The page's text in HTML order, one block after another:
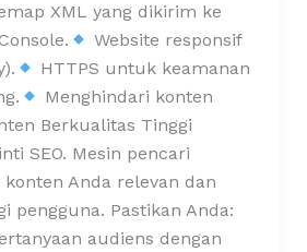
XML yang dikirim ke
Website responsif
HTTPS untuk keamanan
Menghindari konten
Berkualitas Tinggi
SEO. Mesin pencari
Anda relevan dan
pengguna. Pastikan Anda:
audiens dengan